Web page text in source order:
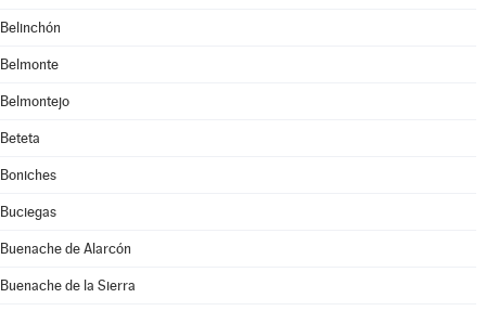
Belinchón
Belmonte
Belmontejo
Beteta
Boniches
Buciegas
Buenache de Alarcón
Buenache de la Sierra